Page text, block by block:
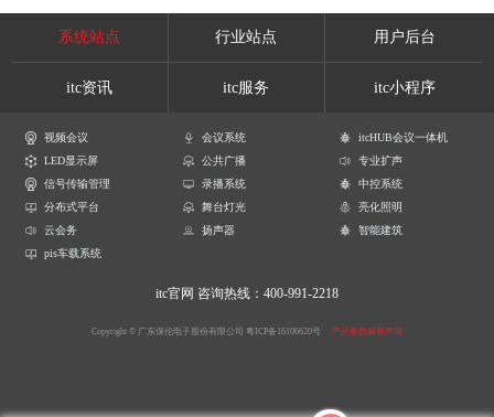
系统站点 行业站点 用户后台
itc资讯 itc服务 itc小程序
视频会议 会议系统
itcHUB会议一体机
LED显示屏
公共广播
专业扩声
信号传输管理
录播系统
中控系统
分布式平台
舞台灯光
亮化照明
云会务
扬声器
智能建筑
pis车载系统
itc官网 咨询热线：400-991-2218
Copyright © 广东保伦电子股份有限公司 粤ICP备16106620号 产品参数解释声明